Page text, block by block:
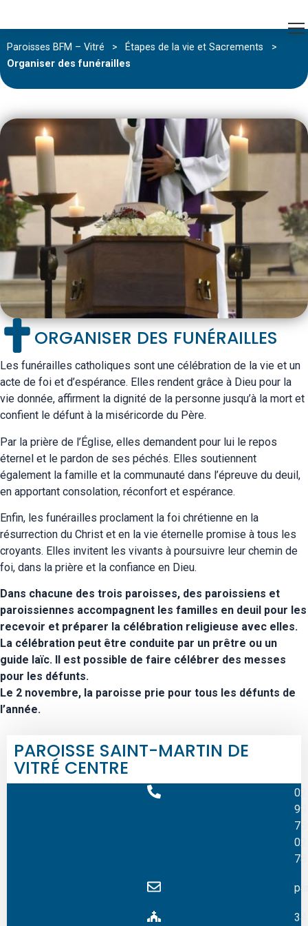
Paroisses BFM – Vitré > Étapes de la vie et Sacrements
>
Organiser des funérailles
ORGANISER DES FUNÉRAILLES
Les funérailles catholiques sont une célébration de la vie et un
acte de foi et d’espérance. Elles rendent grâce à Dieu pour la
vie donnée, affirment la dignité de la personne jusqu’à la mort et
confient le défunt à la miséricorde du Père.
Par la prière de l’Église, elles demandent pour lui le repos
éternel et le pardon de ses péchés. Elles soutiennent
également la famille et la communauté dans l’épreuve du deuil,
en apportant consolation, réconfort et espérance.
Enfin, les funérailles proclament la foi chrétienne en la
résurrection du Christ et en la vie éternelle promise à tous les
croyants. Elles invitent les vivants à poursuivre leur chemin de
foi, dans la prière et la confiance en Dieu.
Dans chacune des trois paroisses, des paroissiens et
paroissiennes accompagnent les familles en deuil pour les
recevoir et préparer la célébration religieuse avec elles.
La célébration peut être conduite par un prêtre ou un
guide laïc. Il est possible de faire célébrer des messes
pour les défunts.
Le 2 novembre, la paroisse prie pour tous les défunts de
l’année.
PAROISSE SAINT-MARTIN DE
VITRÉ CENTRE
02
99
75
02
78
34